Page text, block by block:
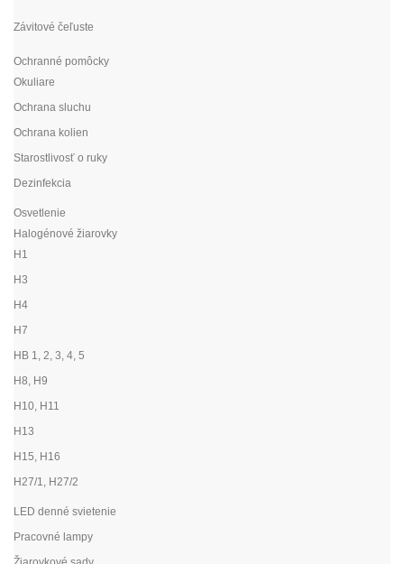
Závitové čeľuste
Ochranné pomôcky
Okuliare
Ochrana sluchu
Ochrana kolien
Starostlivosť o ruky
Dezinfekcia
Osvetlenie
Halogénové žiarovky
H1
H3
H4
H7
HB 1, 2, 3, 4, 5
H8, H9
H10, H11
H13
H15, H16
H27/1, H27/2
LED denné svietenie
Pracovné lampy